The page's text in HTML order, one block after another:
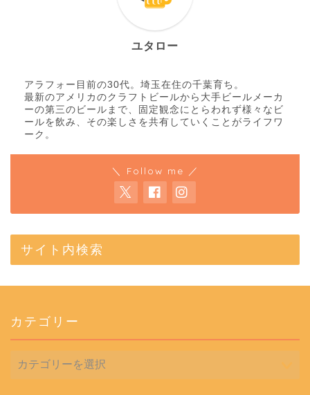
ユタロー
アラフォー目前の30代。埼玉在住の千葉育ち。
最新のアメリカのクラフトビールから大手ビールメーカ
ーの第三のビールまで、固定観念にとらわれず様々なビ
ールを飲み、その楽しさを共有していくことがライフワ
ーク。
＼ Follow me ／
サイト内検索
カテゴリー
テ